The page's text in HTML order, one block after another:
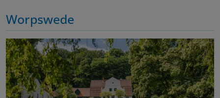
Worpswede